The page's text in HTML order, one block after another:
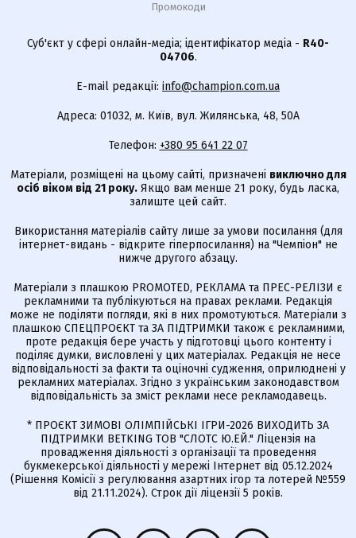
Промокоди
Суб'єкт у сфері онлайн-медіа; ідентифікатор медіа - R40-
04706.
E-mail редакції: info@champion.com.ua
Адреса: 01032, м. Київ, вул. Жилянська, 48, 50А
Телефон: +380 95 641 22 07
Матеріали, розміщені на цьому сайті, призначені виключно для
осіб віком від 21 року. Якщо вам менше 21 року, будь ласка,
залиште цей сайт.
Використання матеріалів сайту лише за умови посилання (для
інтернет-видань - відкрите гіперпосилання) на "Чемпіон" не
нижче другого абзацу.
Матеріали з плашкою PROMOTED, РЕКЛАМА та ПРЕС-РЕЛІЗИ є
рекламними та публікуються на правах реклами. Редакція
може не поділяти погляди, які в них промотуються. Матеріали з
плашкою СПЕЦПРОЄКТ та ЗА ПІДТРИМКИ також є рекламними,
проте редакція бере участь у підготовці цього контенту і
поділяє думки, висловлені у цих матеріалах. Редакція не несе
відповідальності за факти та оціночні судження, оприлюднені у
рекламних матеріалах. Згідно з українським законодавством
відповідальність за зміст реклами несе рекламодавець.
* ПРОЄКТ ЗИМОВІ ОЛІМПІЙСЬКІ ІГРИ-2026 ВИХОДИТЬ ЗА
ПІДТРИМКИ BETKING ТОВ "СЛОТС Ю.ЕЙ." Ліцензія на
провадження діяльності з організації та проведення
букмекерської діяльності у мережі Інтернет від 05.12.2024
(Рішення Комісії з регулювання азартних ігор та лотерей №559
від 21.11.2024). Строк дії ліцензії 5 років.